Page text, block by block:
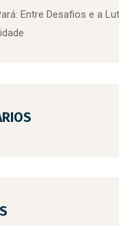
Entre Desafios e a